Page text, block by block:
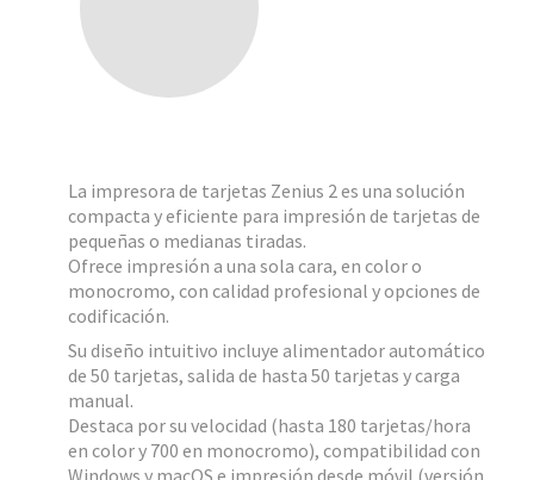
La impresora de tarjetas Zenius 2 es una solución
compacta y eficiente para impresión de tarjetas de
pequeñas o medianas tiradas.
Ofrece impresión a una sola cara, en color o
monocromo, con calidad profesional y opciones de
codificación.
Su diseño intuitivo incluye alimentador automático
de 50 tarjetas, salida de hasta 50 tarjetas y carga
manual.
Destaca por su velocidad (hasta 180 tarjetas/hora
en color y 700 en monocromo), compatibilidad con
Windows y macOS e impresión desde móvil (versión